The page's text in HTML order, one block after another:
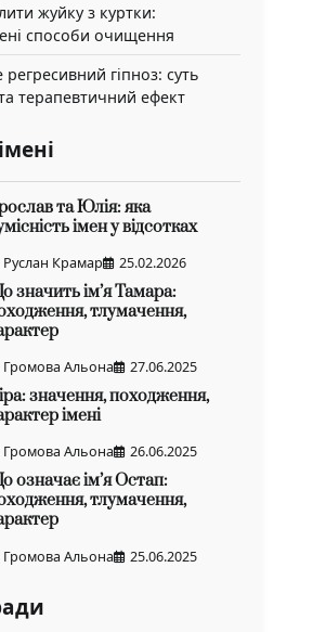
жуйку з куртки:
способи очищення
гіпноз: суть
терапевтичний ефект
та Юлія: яка
імен у відсотках
Руслан Крамар 25.02.2026
значить ім’я Тамара:
тлумачення,
Громова Альона 27.06.2025
значення, походження,
імені
Громова Альона 26.06.2025
означає ім’я Остап:
тлумачення,
Громова Альона 25.06.2025